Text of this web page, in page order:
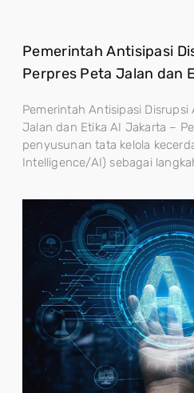
Pemerintah Antisipasi
Perpres Peta Jalan dan
Pemerintah Antisipasi Disrupsi
Jalan dan Etika AI Jakarta –
penyusunan tata kelola
Intelligence/AI) sebagai